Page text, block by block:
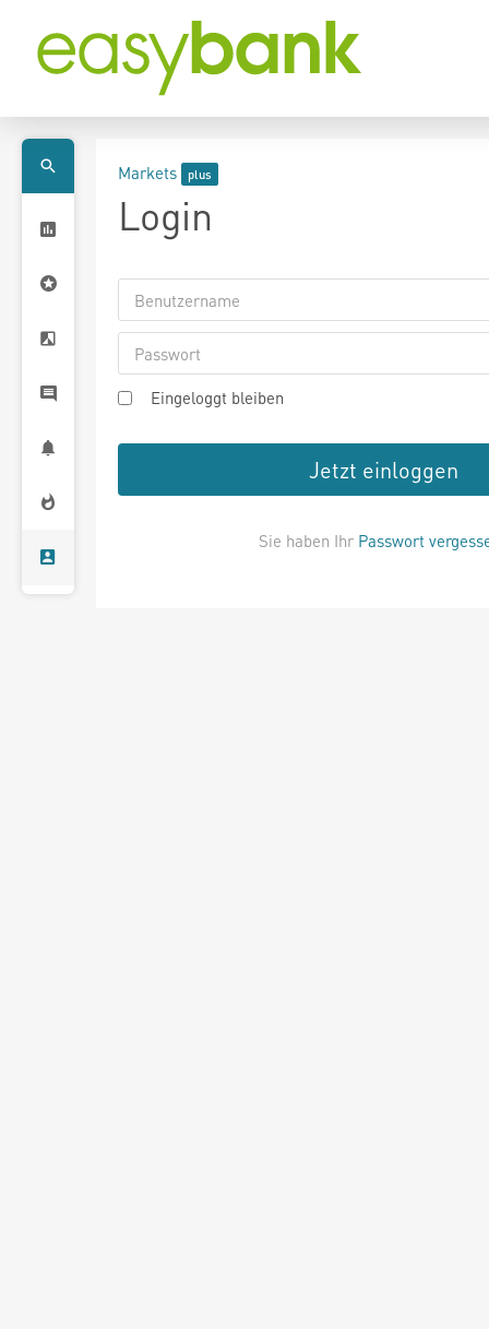
Markets
Login
Eingeloggt bleiben
Jetzt einloggen
Sie haben Ihr Passwort